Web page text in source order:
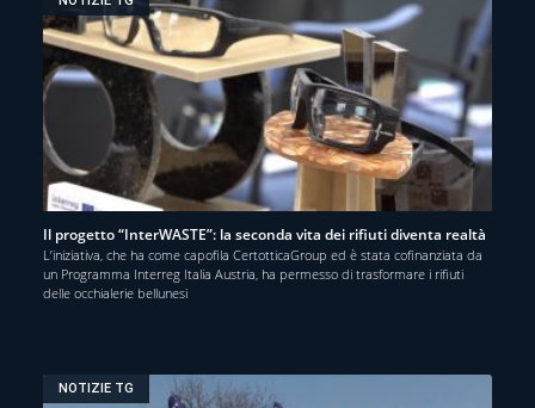
Il progetto “InterWASTE”: la seconda vita dei rifiuti diventa realtà
L’iniziativa, che ha come capofila CertotticaGroup ed è stata cofinanziata da
un Programma Interreg Italia Austria, ha permesso di trasformare i rifiuti
delle occhialerie bellunesi
NOTIZIE TG